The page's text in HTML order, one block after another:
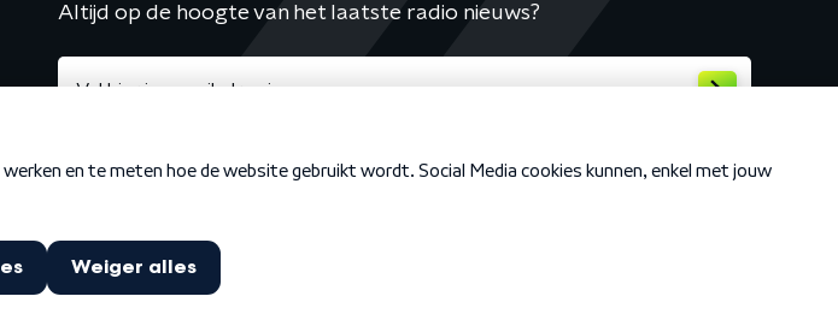
Altijd op de hoogte van het laatste radio nieuws?